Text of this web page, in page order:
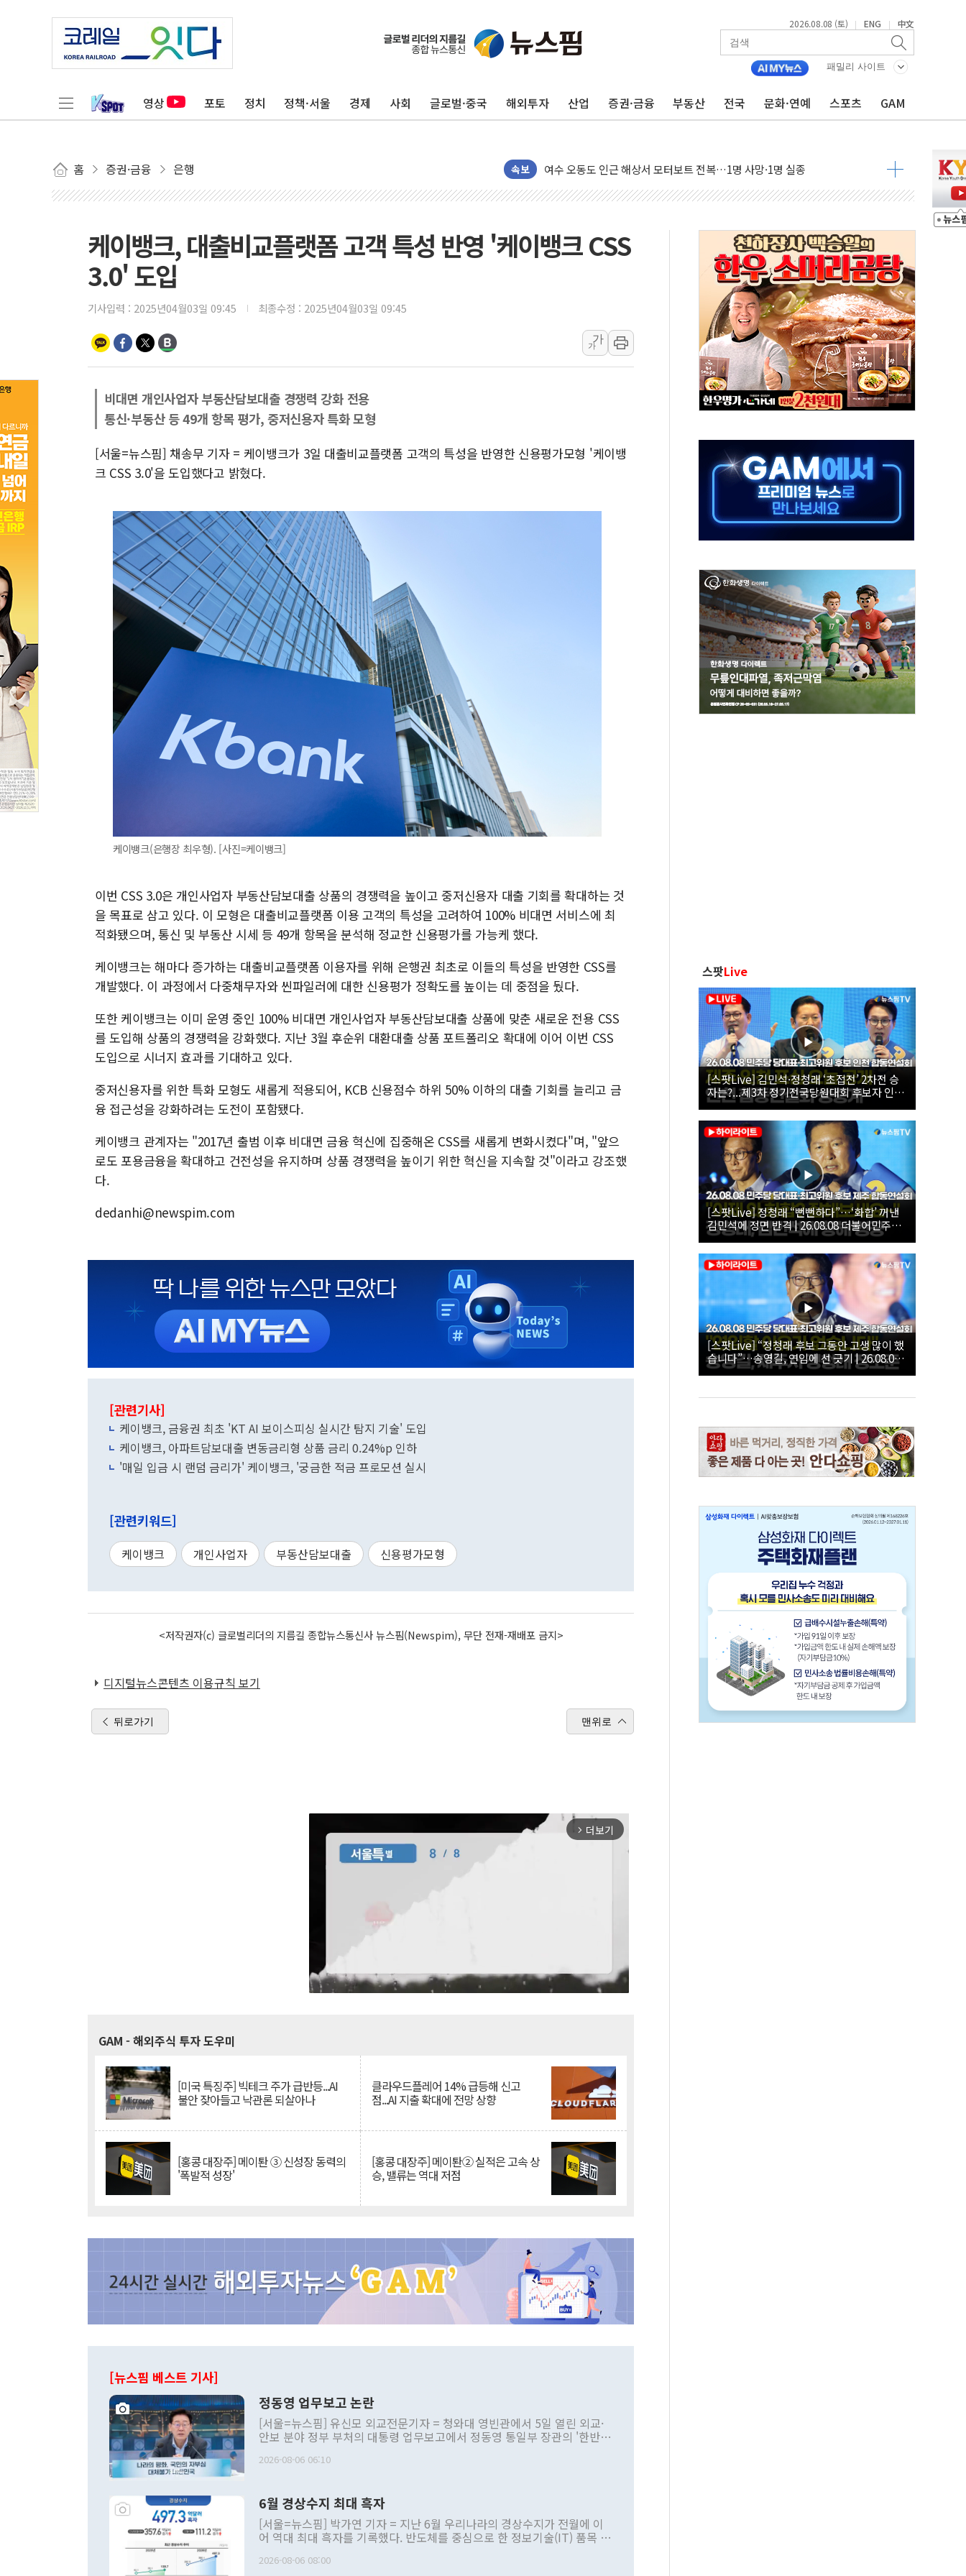
2026.08.08 (토) | ENG | 中文
패밀리 사이트
영상 포토 정치 정책·서울 경제 사회 글로벌·중국 해외투자 산업 증권·금융 부동산 전국 문화·연예 스포츠 GAM
홈 증권·금융 은행 속보
美, 이란전 출구전략 만지작…공습 한계·탄약 부족 현실화
강릉·동해·삼척 시간당 최대 50㎜ 폭우…강원 동해안 강한 비 어어져
서울 중랑구 주택가서 흉기 난동…60대 남성 2명 숨져
추미애, '위안부' 피해자 기림의 날 참석..."국제적 시민 연대로 목소리 내야"
인천 선재도 갯벌서 해루질 중 실종 60대 나흘만에 숨진 채 발견
'화합' 꺼낸 김민석에 '뻔뻔' 받아친 정청래…제주 연설서 신경전 고조
李대통령, ISA 개편 재검토 지시…與 "적극 환영"·野 "졸속 국정"
동해중부 전 해상 풍랑주의보…10일까지 최대 3.5m 높은 물결
연일 폭염에 온열질환 사망 23명…정부, 비상대응기구 가동
中 전방위 아파트 부양, 수도 베이징도 부동산 규제 철폐
인제 용대리 계곡서 수위 상승으로 피서객 7명 고립…전원 구조
동해시, 11~14일 '별똥별 멍' 운영…페르세우스 유성우 관측
강원 중·남부 동해안 시간당 50mm 이상 폭우…호우경보 발효
청양 밭에서 일하던 90대 숨져…온열질환 여부 조사
李대통령, 'ISA·주가누르기 방지법' 전면 재검토 지시
케이뱅크, 대출비교플랫폼 고객 특성 반영 '케이뱅크 CSS
3.0' 도입
기사입력 : 2025년04월03일 09:45 최종수정 : 2025년04월03일 09:45
가
가
비대면 개인사업자 부동산담보대출 경쟁력 강화 전용
통신·부동산 등 49개 항목 평가, 중저신용자 특화 모형
[서울=뉴스핌] 채송무 기자 = 케이뱅크가 3일 대출비교플랫폼 고객의 특성을 반영한 신용평가모형 '케이뱅
크 CSS 3.0'을 도입했다고 밝혔다.
케이뱅크(은행장 최우형). [사진=케이뱅크]
이번 CSS 3.0은 개인사업자 부동산담보대출 상품의 경쟁력을 높이고 중저신용자 대출 기회를 확대하는 것
을 목표로 삼고 있다. 이 모형은 대출비교플랫폼 이용 고객의 특성을 고려하여 100% 비대면 서비스에 최
적화됐으며, 통신 및 부동산 시세 등 49개 항목을 분석해 정교한 신용평가를 가능케 했다.
케이뱅크는 해마다 증가하는 대출비교플랫폼 이용자를 위해 은행권 최초로 이들의 특성을 반영한 CSS를
개발했다. 이 과정에서 다중채무자와 씬파일러에 대한 신용평가 정확도를 높이는 데 중점을 뒀다.
또한 케이뱅크는 이미 운영 중인 100% 비대면 개인사업자 부동산담보대출 상품에 맞춘 새로운 전용 CSS
를 도입해 상품의 경쟁력을 강화했다. 지난 3월 후순위 대환대출 상품 포트폴리오 확대에 이어 이번 CSS
도입으로 시너지 효과를 기대하고 있다.
중저신용자를 위한 특화 모형도 새롭게 적용되어, KCB 신용점수 하위 50% 이하의 대출 기회를 늘리고 금
융 접근성을 강화하려는 도전이 포함됐다.
케이뱅크 관계자는 "2017년 출범 이후 비대면 금융 혁신에 집중해온 CSS를 새롭게 변화시켰다"며, "앞으
로도 포용금융을 확대하고 건전성을 유지하며 상품 경쟁력을 높이기 위한 혁신을 지속할 것"이라고 강조했
다.
dedanhi@newspim.com
[관련기사]
케이뱅크, 금융권 최초 'KT AI 보이스피싱 실시간 탐지 기술' 도입
케이뱅크, 아파트담보대출 변동금리형 상품 금리 0.24%p 인하
'매일 입금 시 랜덤 금리가' 케이뱅크, '궁금한 적금 프로모션 실시
[관련키워드]
케이뱅크 개인사업자 부동산담보대출 신용평가모형
<저작권자(c) 글로벌리더의 지름길 종합뉴스통신사 뉴스핌(Newspim), 무단 전재-재배포 금지>
디지털뉴스콘텐츠 이용규칙 보기
뒤로가기 맨위로
arrow_forward_ios 더보기
GAM - 해외주식 투자 도우미
[미국 특징주] 빅테크 주가 급반등...AI
불안 잦아들고 낙관론 되살아나
클라우드플레어 14% 급등해 신고
점...AI 지출 확대에 전망 상향
[홍콩 대장주] 메이퇀 ③ 신성장 동력의
'폭발적 성장'
[홍콩 대장주] 메이퇀② 실적은 고속 상
승, 밸류는 역대 저점
[뉴스핌 베스트 기사]
정동영 업무보고 논란
[서울=뉴스핌] 유신모 외교전문기자 = 청와대 영빈관에서 5일 열린 외교·
안보 분야 정부 부처의 대통령 업무보고에서 정동영 통일부 장관의 '한반도
발언 중에는 정부 내 조율을 거치지 않은 사안을 정책으로 추진하겠다고 공
주의적 희망에 근거한 비현실적 구상'이라는 비판을 내놨다. 그동안 정 장
관의 대북 정책 관련 발언이 물의를 빚은 적은 여러 번 있지만 대통령과 유
관 부처 장관이 공개적으로 부정적 입장을 표명한 것은 이례적이다. 정 장
관의 무리한 대북 접근법과 월권을 제어해야 한다는 목소리도 높아지고 있
다. [정동영 통일부 장관이 지난달 23일 오후 서울 종로구 정부서울청사에
2026-08-06 06:10
6월 경상수지 최대 흑자
[서울=뉴스핌] 박가연 기자 = 지난 6월 우리나라의 경상수지가 전월에 이
어 역대 최대 흑자를 기록했다. 반도체를 중심으로 한 정보기술(IT) 품목 수
료=한국은행] 한국은행이 6일 발표한 '2026년 6월 국제수지(잠정)'에 따르
2026-08-06 08:00
스팟Live
[스팟Live] 김민석·정청래 ‘초접전’ 2차전 승
자는?...제3차 정기전국당원대회 후보자 인천
합동연설회 생중계 | 26.08.08
[스팟Live] 정청래 “뻔뻔하다”…‘화합’ 꺼낸
김민석에 정면 반격 | 26.08.08 더불어민주당
당대표·최고위원 후보 제주 합동연설회
[스팟Live] “정청래 후보 그동안 고생 많이 했
습니다”…송영길, 연임에 선 긋기 | 26.08.08
더불어민주당 당대표·최고위원 후보 제주 합